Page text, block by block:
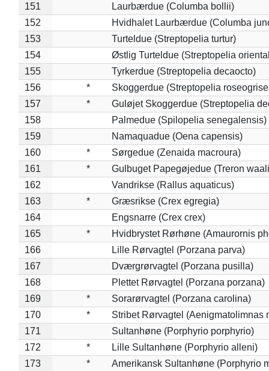
151
Laurbærdue (Columba bollii)
152
Hvidhalet Laurbærdue (Columba
153
Turteldue (Streptopelia turtur)
154
Østlig Turteldue (Streptopelia
155
Tyrkerdue (Streptopelia decaocto)
156
*
Skoggerdue (Streptopelia
157
*
Guløjet Skoggerdue (Streptopelia
158
Palmedue (Spilopelia senegalensis)
159
Namaquadue (Oena capensis)
160
*
Sørgedue (Zenaida macroura)
161
*
Gulbuget Papegøjedue (Treron
162
Vandrikse (Rallus aquaticus)
163
*
Græsrikse (Crex egregia)
164
Engsnarre (Crex crex)
165
*
Hvidbrystet Rørhøne (Amaurornis
166
Lille Rørvagtel (Porzana parva)
167
Dværgrørvagtel (Porzana pusilla)
168
Plettet Rørvagtel (Porzana porzana)
169
*
Sorarørvagtel (Porzana carolina)
170
*
Stribet Rørvagtel (Aenigmatolimnas
171
Sultanhøne (Porphyrio porphyrio)
172
*
Lille Sultanhøne (Porphyrio alleni)
173
*
Amerikansk Sultanhøne (Porphyrio